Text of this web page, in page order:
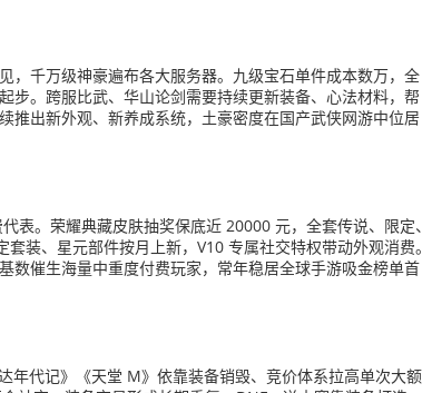
，千万级神豪遍布各大服务器。九级宝石单件成本数万，全
步。跨服比武、华山论剑需要持续更新装备、心法材料，帮
推出新外观、新养成系统，土豪密度在国产武侠网游中位居
表。荣耀典藏皮肤抽奖保底近 20000 元，全套传说、限定、
装、星元部件按月上新，V10 专属社交特权带动外观消费。
数催生海量中重度付费玩家，常年稳居全球手游吸金榜单首
年代记》《天堂 M》依靠装备销毁、竞价体系拉高单次大额